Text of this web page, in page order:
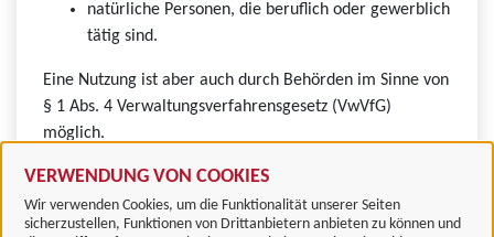
VERWENDUNG VON COOKIES
Wir verwenden Cookies, um die Funktionalität unserer Seiten
sicherzustellen, Funktionen von Drittanbietern anbieten zu können und
natürliche Personen, die beruflich oder gewerblich
tätig sind.
Eine Nutzung ist aber auch durch Behörden im Sinne von
§ 1 Abs. 4 Verwaltungsverfahrensgesetz (VwVfG)
möglich.